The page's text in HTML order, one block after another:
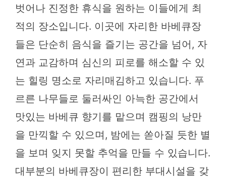
벗어나 진정한 휴식을 원하는 이들에게 최
적의 장소입니다. 이곳에 자리한 바베큐장
들은 단순히 음식을 즐기는 공간을 넘어, 자
연과 교감하며 심신의 피로를 해소할 수 있
는 힐링 명소로 자리매김하고 있습니다. 푸
르른 나무들로 둘러싸인 아늑한 공간에서
맛있는 바베큐 향기를 맡으며 캠핑의 낭만
을 만끽할 수 있으며, 밤에는 쏟아질 듯한 별
을 보며 잊지 못할 추억을 만들 수 있습니다.
대부분의 바베큐장이 편리한 부대시설을 갖